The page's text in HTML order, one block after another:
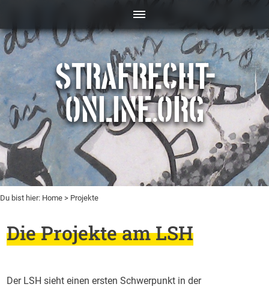
STRAFRECHT-
ONLINE.ORG
Du bist hier: Home > Projekte
Die Projekte am LSH
Der LSH sieht einen ersten Schwerpunkt in der